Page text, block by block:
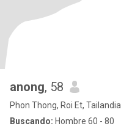
anong, 58
Phon Thong, Roi Et, Tailandia
Buscando: Hombre 60 - 80